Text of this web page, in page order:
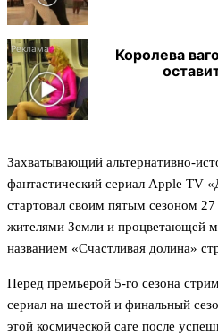
Королева
Захватывающий альтернативно-
фантастический сериал Apple TV
стартовал своим пятым сезоном
жителями Земли и процветающей
названием «Счастливая долина»
Перед премьерой 5-го сезона
сериал на шестой и финальный
этой космической саге после